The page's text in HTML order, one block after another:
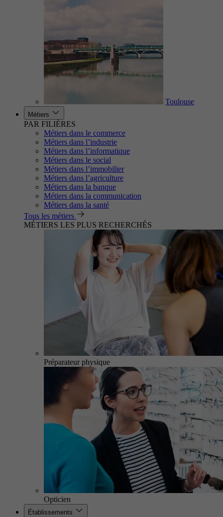
Toulouse
Métiers
PAR FILIÈRES
Métiers dans le commerce
Métiers dans l’industrie
Métiers dans l’informatique
Métiers dans le social
Métiers dans l’immobilier
Métiers dans l’agriculture
Métiers dans la banque
Métiers dans la communication
Métiers dans la santé
Tous les métiers
MÉTIERS LES PLUS RECHERCHÉS
Préparateur physique
Opticien
Établissements